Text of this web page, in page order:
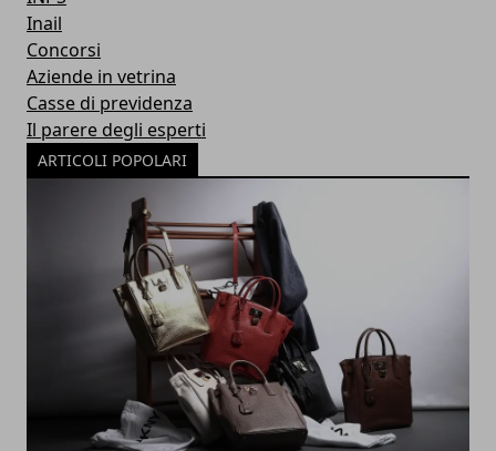
Inail
Concorsi
Aziende in vetrina
Casse di previdenza
Il parere degli esperti
ARTICOLI POPOLARI